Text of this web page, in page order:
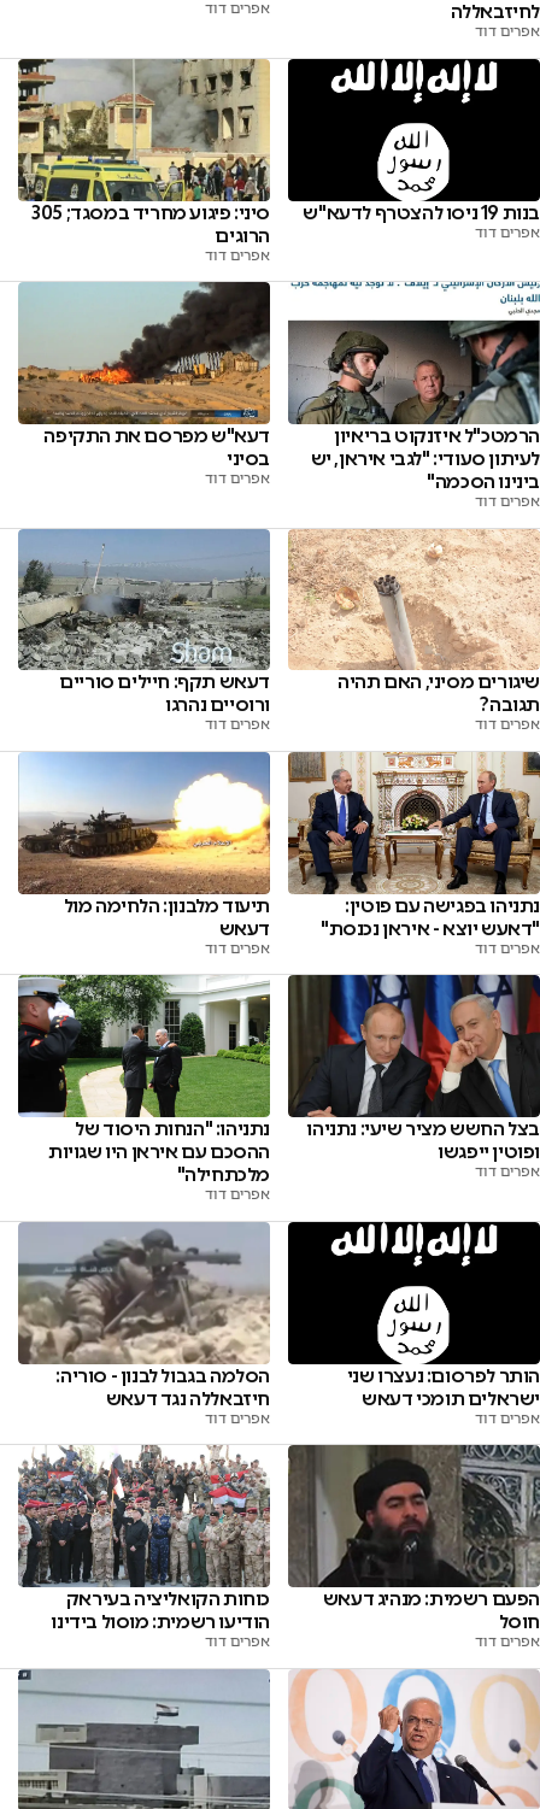
לחיזבאללה
אפרים דוד
אפרים דוד
בנות 19 ניסו להצטרף לדעא"ש
אפרים דוד
סיני: פיגוע מחריד במסגד; 305
הרוגים
אפרים דוד
הרמטכ"ל איזנקוט בריאיון
לעיתון סעודי: "לגבי איראן, יש
בינינו הסכמה"
אפרים דוד
דעא"ש מפרסם את התקיפה
בסיני
אפרים דוד
שיגורים מסיני, האם תהיה
תגובה?
אפרים דוד
דעאש תקף: חיילים סוריים
ורוסיים נהרגו
אפרים דוד
נתניהו בפגישה עם פוטין:
"דאעש יוצא - איראן נכנסת"
אפרים דוד
תיעוד מלבנון: הלחימה מול
דעאש
אפרים דוד
בצל החשש מציר שיעי: נתניהו
ופוטין ייפגשו
אפרים דוד
נתניהו: "הנחות היסוד של
ההסכם עם איראן היו שגויות
מלכתחילה"
אפרים דוד
הותר לפרסום: נעצרו שני
ישראלים תומכי דעאש
אפרים דוד
הסלמה בגבול לבנון - סוריה:
חיזבאללה נגד דעאש
אפרים דוד
הפעם רשמית: מנהיג דעאש
חוסל
אפרים דוד
כוחות הקואליציה בעיראק
הודיעו רשמית: מוסול בידינו
אפרים דוד